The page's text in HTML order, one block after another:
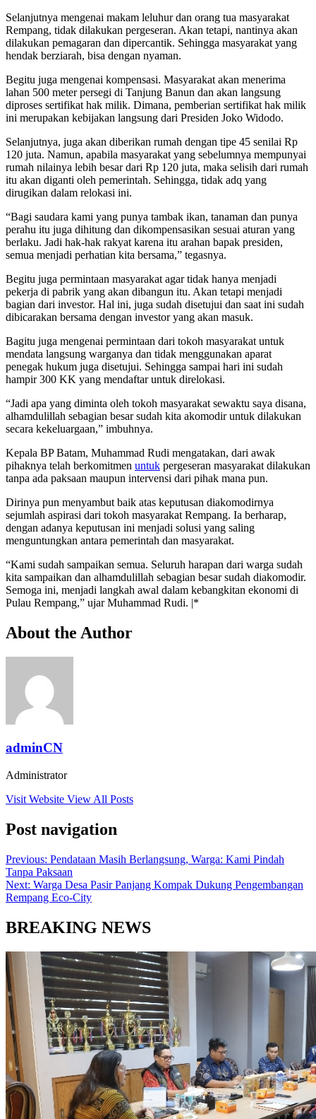
Selanjutnya mengenai makam leluhur dan orang tua masyarakat
Rempang, tidak dilakukan pergeseran. Akan tetapi, nantinya akan
dilakukan pemagaran dan dipercantik. Sehingga masyarakat yang
hendak berziarah, bisa dengan nyaman.
Begitu juga mengenai kompensasi. Masyarakat akan menerima
lahan 500 meter persegi di Tanjung Banun dan akan langsung
diproses sertifikat hak milik. Dimana, pemberian sertifikat hak milik
ini merupakan kebijakan langsung dari Presiden Joko Widodo.
Selanjutnya, juga akan diberikan rumah dengan tipe 45 senilai Rp
120 juta. Namun, apabila masyarakat yang sebelumnya mempunyai
rumah nilainya lebih besar dari Rp 120 juta, maka selisih dari rumah
itu akan diganti oleh pemerintah. Sehingga, tidak adq yang
dirugikan dalam relokasi ini.
“Bagi saudara kami yang punya tambak ikan, tanaman dan punya
perahu itu juga dihitung dan dikompensasikan sesuai aturan yang
berlaku. Jadi hak-hak rakyat karena itu arahan bapak presiden,
semua menjadi perhatian kita bersama,” tegasnya.
Begitu juga permintaan masyarakat agar tidak hanya menjadi
pekerja di pabrik yang akan dibangun itu. Akan tetapi menjadi
bagian dari investor. Hal ini, juga sudah disetujui dan saat ini sudah
dibicarakan bersama dengan investor yang akan masuk.
Bagitu juga mengenai permintaan dari tokoh masyarakat untuk
mendata langsung warganya dan tidak menggunakan aparat
penegak hukum juga disetujui. Sehingga sampai hari ini sudah
hampir 300 KK yang mendaftar untuk direlokasi.
“Jadi apa yang diminta oleh tokoh masyarakat sewaktu saya disana,
alhamdulillah sebagian besar sudah kita akomodir untuk dilakukan
secara kekeluargaan,” imbuhnya.
Kepala BP Batam, Muhammad Rudi mengatakan, dari awak
pihaknya telah berkomitmen untuk pergeseran masyarakat dilakukan
tanpa ada paksaan maupun intervensi dari pihak mana pun.
Dirinya pun menyambut baik atas keputusan diakomodirnya
sejumlah aspirasi dari tokoh masyarakat Rempang. Ia berharap,
dengan adanya keputusan ini menjadi solusi yang saling
menguntungkan antara pemerintah dan masyarakat.
“Kami sudah sampaikan semua. Seluruh harapan dari warga sudah
kita sampaikan dan alhamdulillah sebagian besar sudah diakomodir.
Semoga ini, menjadi langkah awal dalam kebangkitan ekonomi di
Pulau Rempang,” ujar Muhammad Rudi. |*
About the Author
adminCN
Administrator
Visit Website View All Posts
Post navigation
Previous: Pendataan Masih Berlangsung, Warga: Kami Pindah
Tanpa Paksaan
Next: Warga Desa Pasir Panjang Kompak Dukung Pengembangan
Rempang Eco-City
BREAKING NEWS